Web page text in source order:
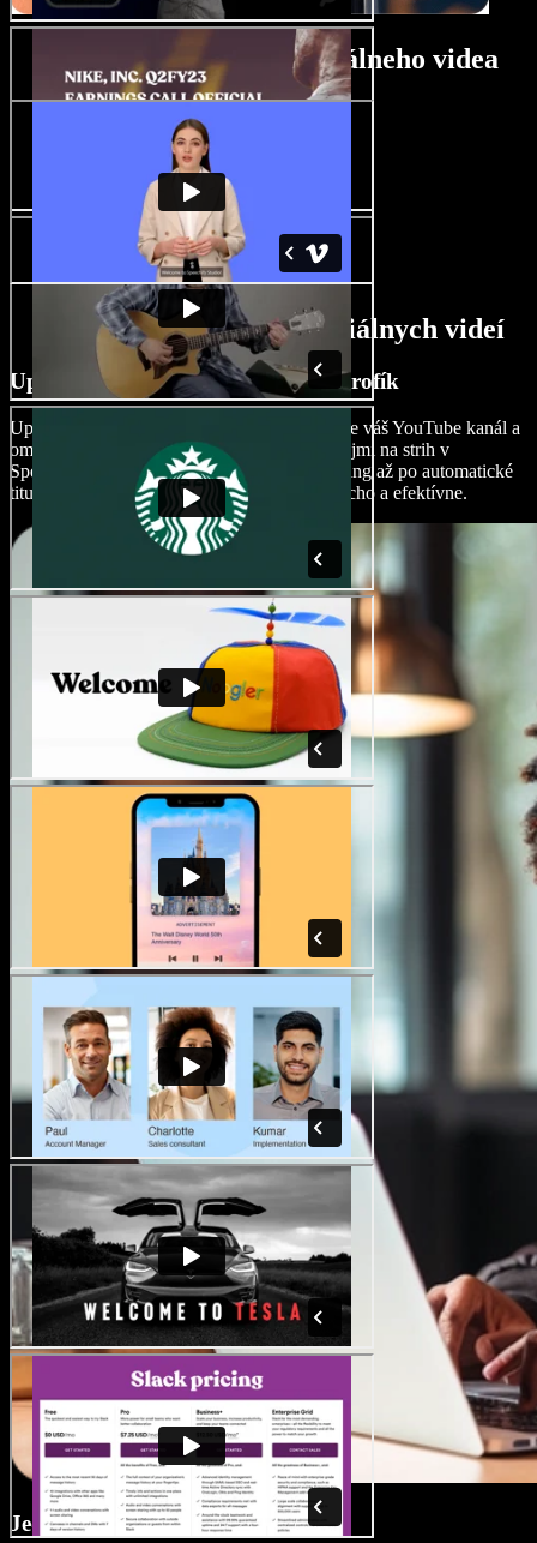
Návod na tvorbu komediálneho videa
Funkcie tvorcu AI komediálnych videí
Upravujte komediálne videá ako profík
Upravujte profesionálne komediálne videá pre váš YouTube kanál a
omnoho viac s ľahko použiteľnými AI nástrojmi na strih v
Speechify Studio. Od prechodov, cez AI dabing až po automatické
titulky môžete zvýšiť komický efekt jednoducho a efektívne.
Jednoklikový dabing